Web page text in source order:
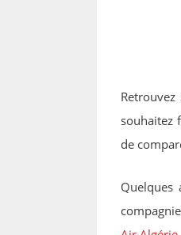
souhaitez
de